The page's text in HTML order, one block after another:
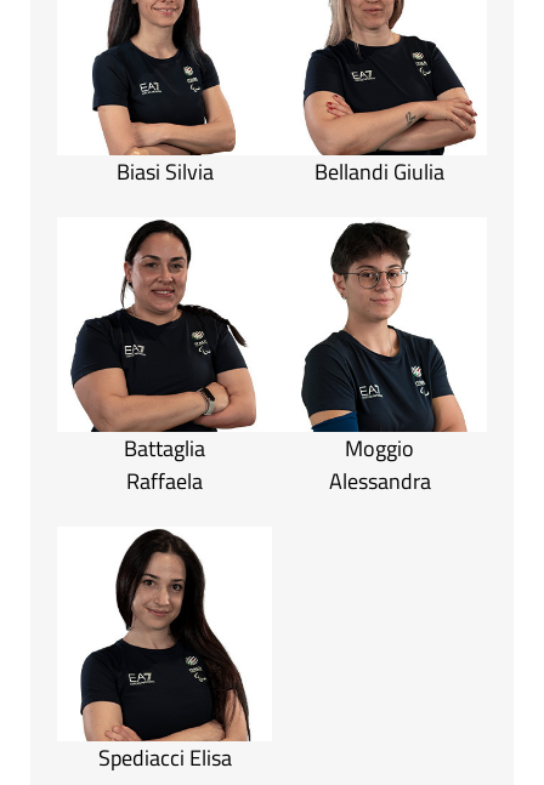
Biasi Silvia Bellandi Giulia
Battaglia
Raffaela
Moggio
Alessandra
Spediacci Elisa